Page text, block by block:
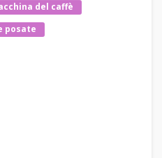
del caffè
posate